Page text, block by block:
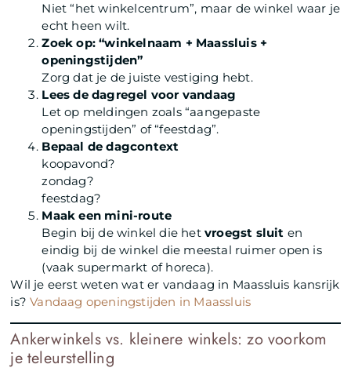
Niet “het winkelcentrum”, maar de winkel waar je
echt heen wilt.
Zoek op: “winkelnaam + Maassluis +
openingstijden”
Zorg dat je de juiste vestiging hebt.
Lees de dagregel voor vandaag
Let op meldingen zoals “aangepaste
openingstijden” of “feestdag”.
Bepaal de dagcontext
koopavond?
zondag?
feestdag?
Maak een mini-route
Begin bij de winkel die hetvroegst sluit en
eindig bij de winkel die meestal ruimer open is
(vaak supermarkt of horeca).
Wil je eerst weten wat er vandaag in Maassluis kansrijk
is?Vandaag openingstijden in Maassluis
Ankerwinkels vs. kleinere winkels: zo voorkom
je teleurstelling